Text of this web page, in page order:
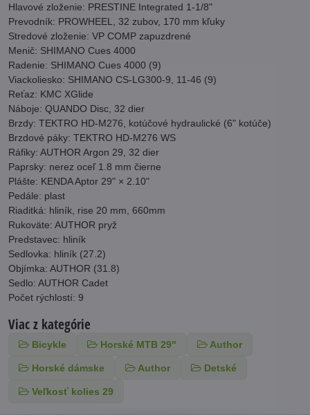
Hlavové zloženie: PRESTINE Integrated 1-1/8"
Prevodník: PROWHEEL, 32 zubov, 170 mm kľuky
Stredové zloženie: VP COMP zapuzdrené
Menič: SHIMANO Cues 4000
Radenie: SHIMANO Cues 4000 (9)
Viackoliesko: SHIMANO CS-LG300-9, 11-46 (9)
Reťaz: KMC XGlide
Náboje: QUANDO Disc, 32 dier
Brzdy: TEKTRO HD-M276, kotúčové hydraulické (6" kotúče)
Brzdové páky: TEKTRO HD-M276 WS
Ráfiky: AUTHOR Argon 29, 32 dier
Paprsky: nerez oceľ 1.8 mm čierne
Plášte: KENDA Aptor 29" × 2.10"
Pedále: plast
Riaditká: hliník, rise 20 mm, 660mm
Rukoväte: AUTHOR pryž
Predstavec: hliník
Sedlovka: hliník (27.2)
Objímka: AUTHOR (31.8)
Sedlo: AUTHOR Cadet
Počet rýchlostí: 9
Viac z kategórie
Bicykle Horské MTB 29" Author
Horské dámske Author Detské
Veľkosť kolies 29